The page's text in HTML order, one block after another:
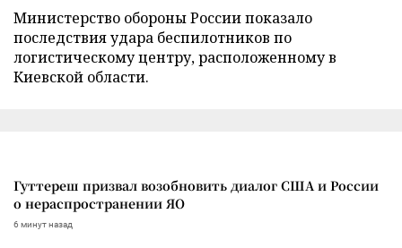
Министерство обороны России показало
последствия удара беспилотников по
логистическому центру, расположенному в
Киевской области.
Гуттереш призвал возобновить диалог США и России
о нераспространении ЯО
6 минут назад